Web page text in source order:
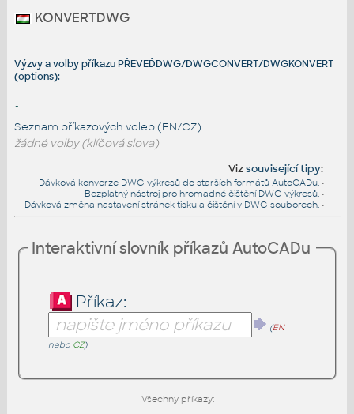
KONVERTDWG
Výzvy a volby příkazu PŘEVEĎDWG/DWGCONVERT/DWGKONVERT
(options):
-
Seznam příkazových voleb (EN/CZ):
žádné volby (klíčová slova)
Vizsouvisející tipy:
Dávková konverze DWG výkresů do starších formátů AutoCADu. •
Bezplatný nástroj pro hromadné čištění DWG výkresů. •
Dávková změna nastavení stránek tisku a čištění v DWG souborech. •
Interaktivní slovník příkazů AutoCADu
Příkaz:
(EN
nebo CZ)
Všechny příkazy: